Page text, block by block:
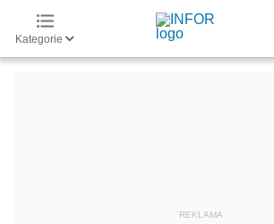
Kategorie